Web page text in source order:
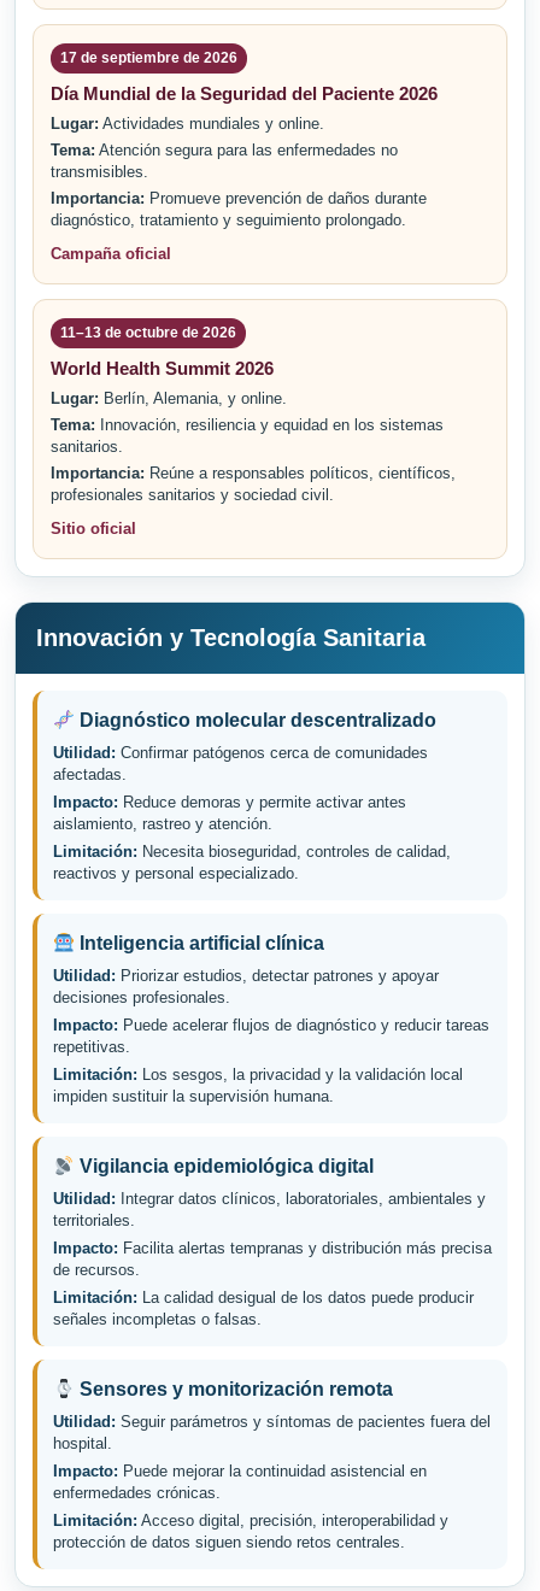
17 de septiembre de 2026
Día Mundial de la Seguridad del Paciente 2026
Lugar: Actividades mundiales y online.
Tema: Atención segura para las enfermedades no
transmisibles.
Importancia: Promueve prevención de daños durante
diagnóstico, tratamiento y seguimiento prolongado.
Campaña oficial
11–13 de octubre de 2026
World Health Summit 2026
Lugar: Berlín, Alemania, y online.
Tema: Innovación, resiliencia y equidad en los sistemas
sanitarios.
Importancia: Reúne a responsables políticos, científicos,
profesionales sanitarios y sociedad civil.
Sitio oficial
Innovación y Tecnología Sanitaria
Diagnóstico molecular descentralizado
Utilidad: Confirmar patógenos cerca de comunidades
afectadas.
Impacto: Reduce demoras y permite activar antes
aislamiento, rastreo y atención.
Limitación: Necesita bioseguridad, controles de calidad,
reactivos y personal especializado.
Inteligencia artificial clínica
Utilidad: Priorizar estudios, detectar patrones y apoyar
decisiones profesionales.
Impacto: Puede acelerar flujos de diagnóstico y reducir tareas
repetitivas.
Limitación: Los sesgos, la privacidad y la validación local
impiden sustituir la supervisión humana.
Vigilancia epidemiológica digital
Utilidad: Integrar datos clínicos, laboratoriales, ambientales y
territoriales.
Impacto: Facilita alertas tempranas y distribución más precisa
de recursos.
Limitación: La calidad desigual de los datos puede producir
señales incompletas o falsas.
Sensores y monitorización remota
Utilidad: Seguir parámetros y síntomas de pacientes fuera del
hospital.
Impacto: Puede mejorar la continuidad asistencial en
enfermedades crónicas.
Limitación: Acceso digital, precisión, interoperabilidad y
protección de datos siguen siendo retos centrales.